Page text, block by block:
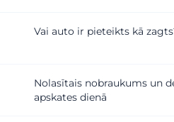
Vai auto ir pieteikts kā
Nolasītais nobraukums un
apskates dienā